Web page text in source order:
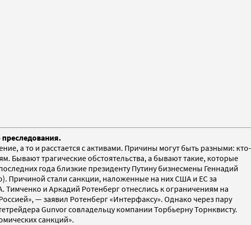
а то и расстается с активами. Причины могут быть разными: кто-
Бывают трагические обстоятельства, а бывают такие, которые
года близкие президенту Путину бизнесмены Геннадий
Причиной стали санкции, наложенные на них США и ЕС за
и Аркадий Ротенберг отнеслись к ограничениям на
— заявил Ротенберг «Интерфаксу». Однако через пару
Gunvor совладельцу компании Торбьерну Торн­квисту.
санкций».